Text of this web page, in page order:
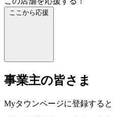
ここから応援
事業主の皆さま
Myタウンページに登録すると